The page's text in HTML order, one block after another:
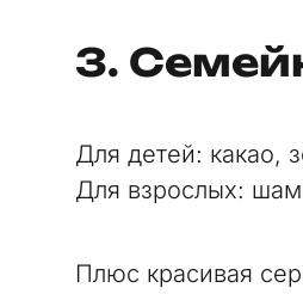
3.
Для детей: какао,
Для взрослых:
Плюс красивая